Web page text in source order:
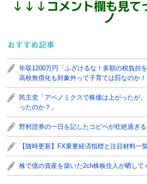
↓ ↓ ↓ コメント欄も見
ノ
おすすめ記事
年収1200万円「ふざけるな！多額の税負担
高校無償化も対象外って子育ては罰なのか！
民主党「アベノミクスで株価は上がったが
ったのか？」
野村證券の一日を記したコピペが壮絶過ぎる
【随時更新】FX重要経済指標と注目材料一
株で億の資産を築いた2ch株板住人が晒して